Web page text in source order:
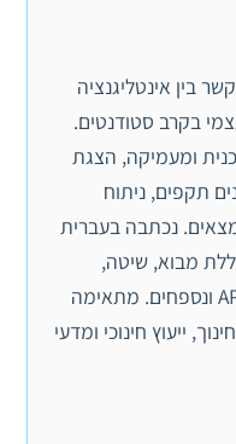
בין אינטליגנציה
בקרב סטודנטים.
ומעמיקה, הצגת
תקפים, ניתוח
נכתבה בעברית
מבוא, שיטה,
ממצאים, דיון, ביבליוגרפיה לפי APA ונספחים. מתאימה
ייעוץ חינוכי ומדעי